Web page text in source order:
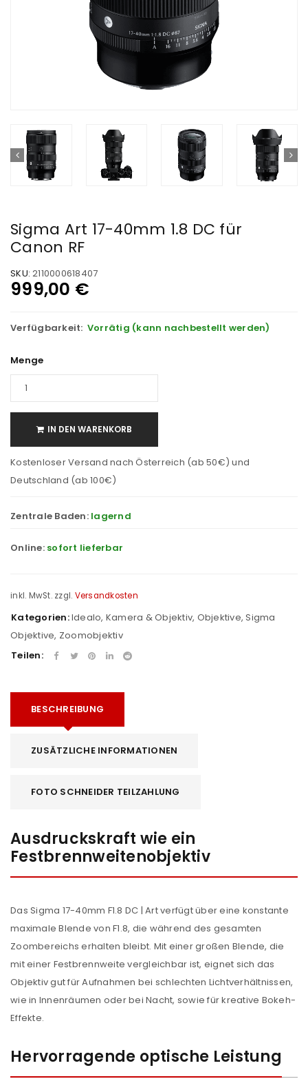
Sigma Art 17-40mm 1.8 DC für
Canon RF
SKU: 2110000618407
999,00 €
Verfügbarkeit: Vorrätig (kann nachbestellt werden)
Menge
IN DEN WARENKORB
Kostenloser Versand nach Österreich (ab 50€) und
Deutschland (ab 100€)
Zentrale Baden: lagernd
Online: sofort lieferbar
inkl. MwSt. zzgl. Versandkosten
Kategorien:Idealo, Kamera & Objektiv, Objektive,Sigma
Objektive, Zoomobjektiv
Teilen:
BESCHREIBUNG
ZUSÄTZLICHE INFORMATIONEN
FOTO SCHNEIDER TEILZAHLUNG
Ausdruckskraft wie ein
Festbrennweitenobjektiv
Das Sigma 17-40mm F1.8 DC | Art verfügt über eine konstante
maximale Blende von F1.8, die während des gesamten
Zoombereichs erhalten bleibt. Mit einer großen Blende, die
mit einer Festbrennweite vergleichbar ist, eignet sich das
Objektiv gut für Aufnahmen bei schlechten Lichtverhältnissen,
wie in Innenräumen oder bei Nacht, sowie für kreative Bokeh-
Effekte.
Hervorragende optische Leistung